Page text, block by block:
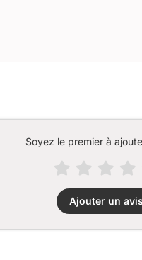
Soyez le premier à
Ajouter un avis